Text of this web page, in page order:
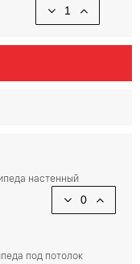
настенный
под потолок